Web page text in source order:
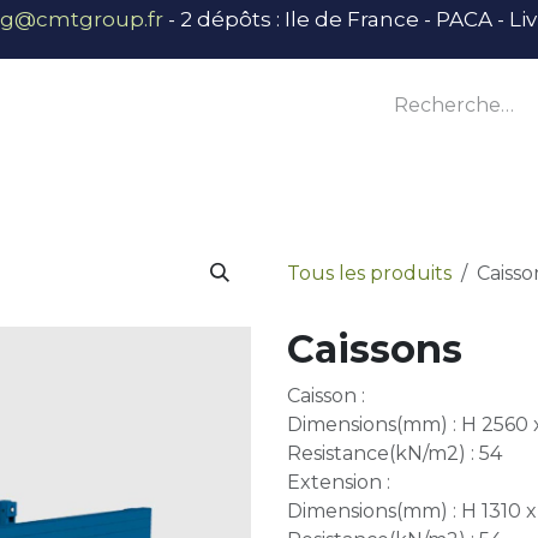
- 2 dépôts : Ile de France - PACA -
Tous les produits
Caissons
Caisson :
Dimensions(mm) : H 2560
Resistance(kN/m2) : 54
Extension :
Dimensions(mm) : H 1310